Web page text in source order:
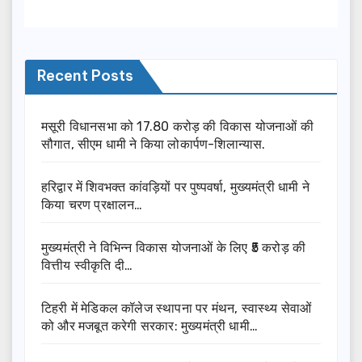
Recent Posts
मसूरी विधानसभा को 17.80 करोड़ की विकास योजनाओं की
सौगात, सीएम धामी ने किया लोकार्पण-शिलान्यास.
हरिद्वार में शिवभक्त कांवड़ियों पर पुष्पवर्षा, मुख्यमंत्री धामी ने
किया चरण प्रक्षालन…
मुख्यमंत्री ने विभिन्न विकास योजनाओं के लिए ₹5 करोड़ की
वित्तीय स्वीकृति दी…
टिहरी में मेडिकल कॉलेज स्थापना पर मंथन, स्वास्थ्य सेवाओं
को और मजबूत करेगी सरकार: मुख्यमंत्री धामी…